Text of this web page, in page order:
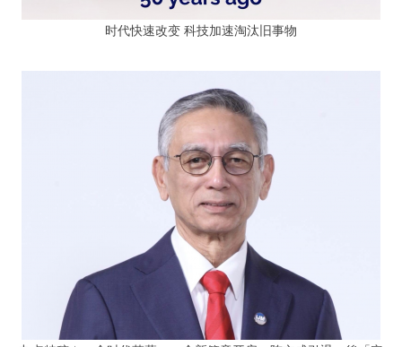
时代快速改变 科技加速淘汰旧事物